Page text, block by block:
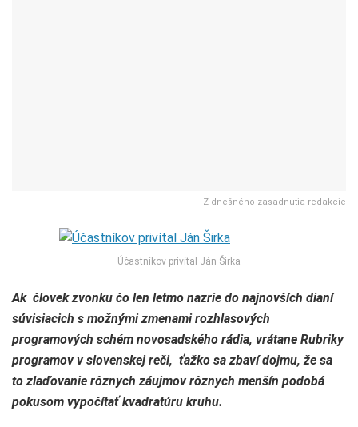
Z dnešného zasadnutia redakcie
Účastníkov privítal Ján Širka
Ak človek zvonku čo len letmo nazrie do najnovších dianí
súvisiacich s možnými zmenami rozhlasových
programových schém novosadského rádia, vrátane Rubriky
programov v slovenskej reči, ťažko sa zbaví dojmu, že sa
to zlaďovanie rôznych záujmov rôznych menšín podobá
pokusom vypočítať kvadratúru kruhu.